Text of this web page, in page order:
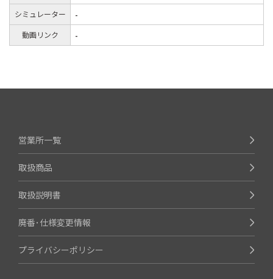
シミュレーター
-
動画リンク
-
営業所一覧
取扱商品
取扱説明書
廃番･仕様変更情報
プライバシーポリシー